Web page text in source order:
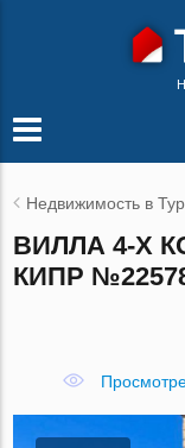
Недвижимость в
ВИЛЛА 4-Х
КИПР